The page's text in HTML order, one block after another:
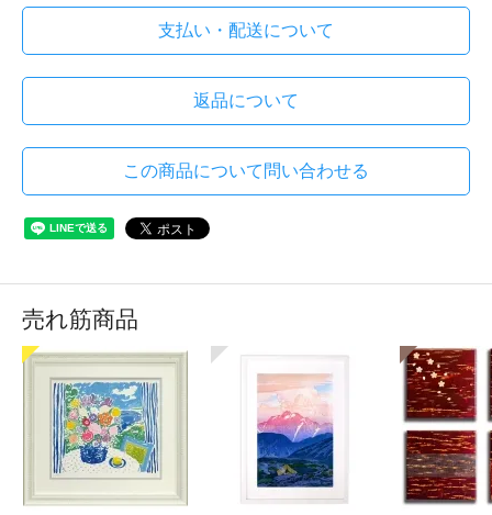
支払い・配送について
返品について
この商品について問い合わせる
売れ筋商品